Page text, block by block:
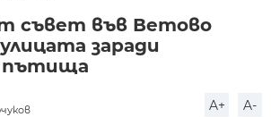
съвет във Ветово
заради
пътища
A+ A-